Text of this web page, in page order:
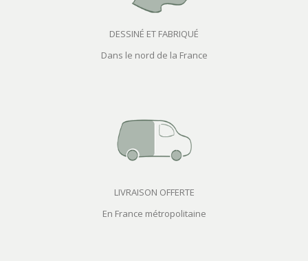
DESSINÉ ET FABRIQUÉ
Dans le nord de la France
LIVRAISON OFFERTE
En France métropolitaine